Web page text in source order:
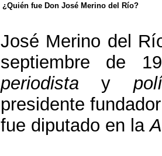
¿Quién fue Don José Merino del Río?
José Merino del
septiembre de
periodistay
presidente
fue diputado en la